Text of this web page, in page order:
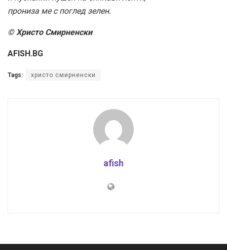
прониза ме с поглед зелен.
© Христо Смирненски
AFISH.BG
Tags: христо смирненски
afish